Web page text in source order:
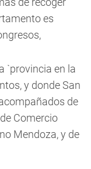
es
`provincia en la
y donde San
de
Comercio
Mendoza, y de